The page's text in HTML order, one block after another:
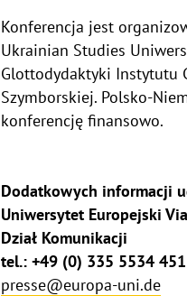
Konferencja jest
Ukrainian Studies
Glottodydaktyki Instytutu
Szymborskiej. Polsko-
konferencję finansowo.
Dodatkowych informacji
Uniwersytet Europejski
Dział Komunikacji
tel.: +49 (0) 335 5534
presse@europa-uni.de